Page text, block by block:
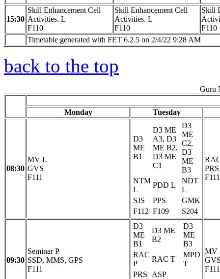
15:30
Skill Enhancement Cell
Activities. L
F110
Skill Enhancement Cell
Activities. L
F110
Skill
F110
Timetable generated with FET 6.2.5 on 2/4/22 9:28 AM
back to the top
Guru
Monday Tuesday
08:30
MV L
GVS
F111
D3
ME
B1
D3 ME
A3, D3
ME B2,
D3 ME
C1
D3
ME
C2,
D3
ME
B3
NTM
L
PDD L
NDT
L
SJS
PPS
GMK
F112 F109 S204
PRS
F111
09:30
Seminar P
SSD, MMS, GPS
F111
D3
ME
B1
D3 ME
B2
D3
ME
B3
RAC
P
RAC T
MPD
T
PRS
ASP
MV
F111